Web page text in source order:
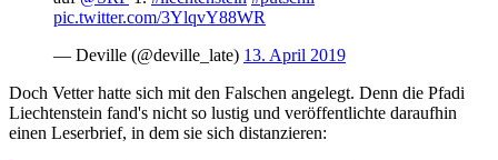
pic.twitter.com/3YlqvY88WR
— Deville (@deville_late) 13. April 2019
Doch Vetter hatte sich mit den Falschen angelegt. Denn die Pfadi
Liechtenstein fand's nicht so lustig und veröffentlichte daraufhin
einen Leserbrief, in dem sie sich distanzieren: